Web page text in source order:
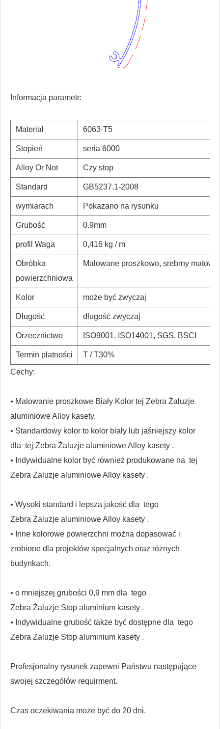
Informacja parametr:
Materiał 6063-T5
Stopień seria 6000
Alloy Or Not Czy stop
Standard GB5237.1-2008
wymiarach Pokazano na rysunku
Grubość 0.9mm
profil Waga 0,416 kg / m
Obróbka
powierzchniowa
Malowane proszkowo, srebrny matowy
Kolor może być zwyczaj
Długość długość zwyczaj
Orzecznictwo ISO9001, ISO14001, SGS, BSCI
Termin płatności T / T30%
Cechy:
• Malowanie proszkowe Biały Kolor tej Zebra Żaluzje
aluminiowe Alloy kasety.
• Standardowy kolor to kolor biały lub jaśniejszy kolor
dla tej Zebra Żaluzje aluminiowe Alloy kasety .
• Indywidualne kolor być również produkowane na tej
Zebra Żaluzje aluminiowe Alloy kasety .
• Wysoki standard i lepsza jakość dla tego
Zebra Żaluzje aluminiowe Alloy kasety .
• Inne kolorowe powierzchni można dopasować i
zrobione dla projektów specjalnych oraz różnych
budynkach.
• o mniejszej grubości 0,9 mm dla tego
Zebra Żaluzje Stop aluminium kasety .
• Indywidualne grubość także być dostępne dla tego
Zebra Żaluzje Stop aluminium kasety .
Profesjonalny rysunek zapewni Państwu następujące
swojej szczegółów requirment.
Czas oczekiwania może być do 20 dni.